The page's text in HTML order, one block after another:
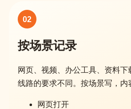
02
按场景记录
网页、视频、办公工具、资料
线路的要求不同。按场景写，内
网页打开